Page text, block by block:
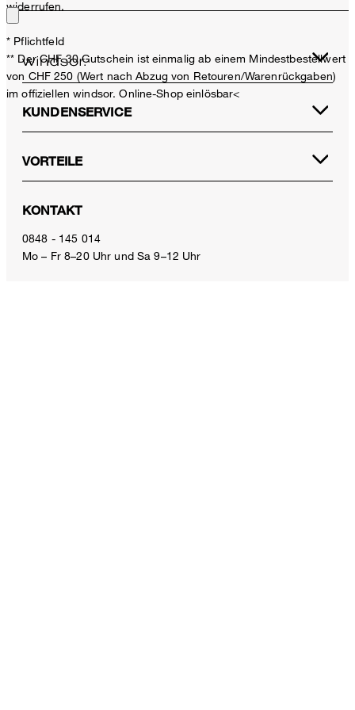
Viskosemix-Shorts mit Gürtel in Hellblau-Ecru gestreift
CHF 160.00
inkl. MwSt
32
widerrufen.
* Pflichtfeld
** Der CHF 30 Gutschein ist einmalig ab einem Mindestbestellwert
von CHF 250 (Wert nach Abzug von Retouren/Warenrückgaben)
im offiziellen windsor. Online-Shop einlösbar<
KUNDENSERVICE
VORTEILE
KONTAKT
0848 - 145 014
Mo – Fr 8–20 Uhr und Sa 9–12 Uhr